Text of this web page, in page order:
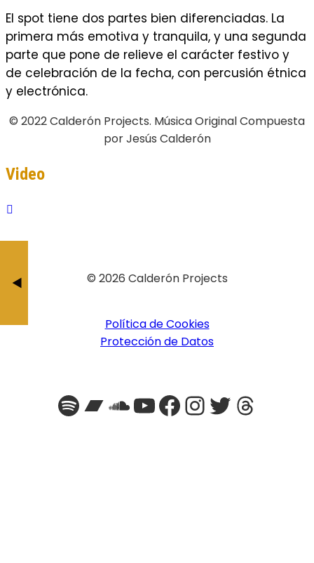
El spot tiene dos partes bien diferenciadas. La
primera más emotiva y tranquila, y una segunda
parte que pone de relieve el carácter festivo y
de celebración de la fecha, con percusión étnica
y electrónica.
© 2022 Calderón Projects. Música Original Compuesta
por Jesús Calderón
Video
© 2026 Calderón Projects
Política de Cookies
Protección de Datos
Spotify
Bandcamp
SoundCloud
YouTube
Facebook
Instagram
Twitter